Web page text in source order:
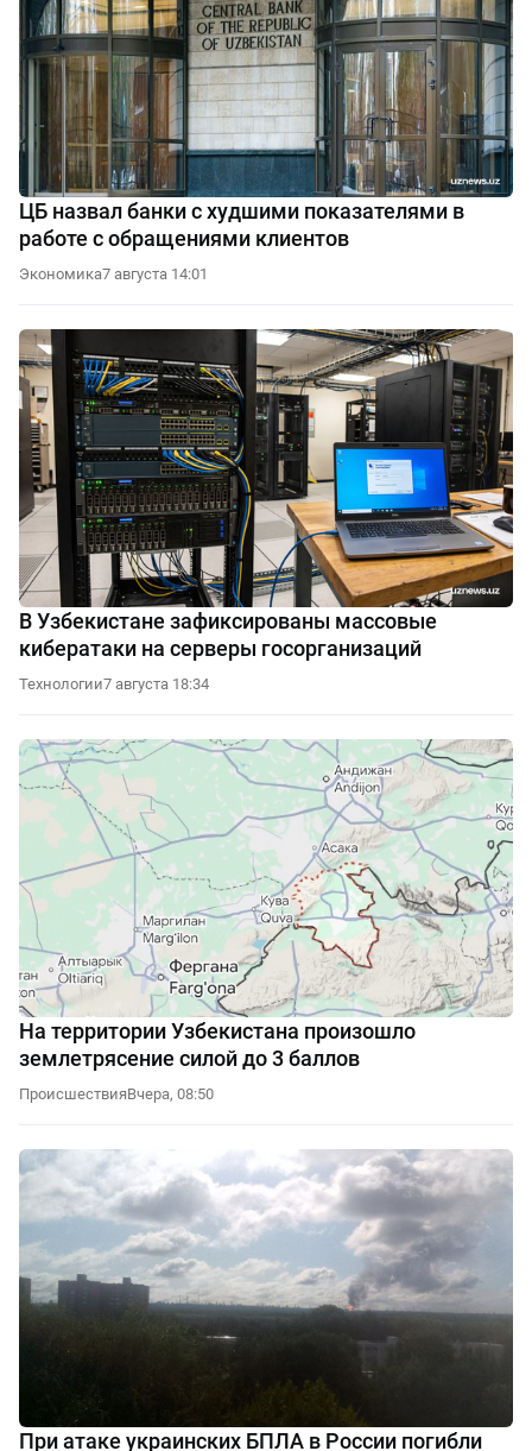
ЦБ назвал банки с худшими показателями в
работе с обращениями клиентов
Экономика7 августа 14:01
В Узбекистане зафиксированы массовые
кибератаки на серверы госорганизаций
Технологии7 августа 18:34
На территории Узбекистана произошло
землетрясение силой до 3 баллов
ПроисшествияВчера, 08:50
При атаке украинских БПЛА в России погибли